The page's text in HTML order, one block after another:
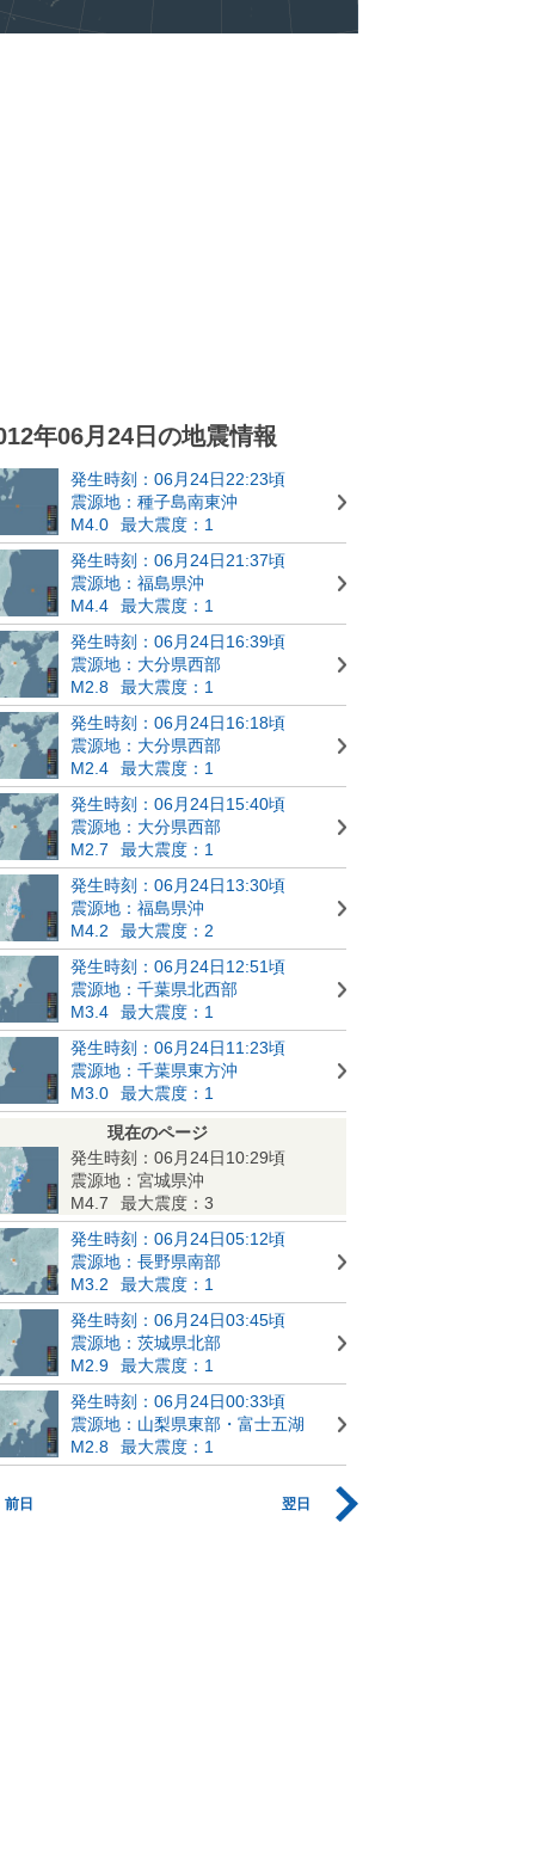
年06月24日の地震情報
発生時刻：06月24日22:23頃
震源地：種子島南東沖
M4.0
最大震度：1
発生時刻：06月24日21:37頃
震源地：福島県沖
M4.4
最大震度：1
発生時刻：06月24日16:39頃
震源地：大分県西部
M2.8
最大震度：1
発生時刻：06月24日16:18頃
震源地：大分県西部
M2.4
最大震度：1
発生時刻：06月24日15:40頃
震源地：大分県西部
M2.7
最大震度：1
発生時刻：06月24日13:30頃
震源地：福島県沖
M4.2
最大震度：2
発生時刻：06月24日12:51頃
震源地：千葉県北西部
M3.4
最大震度：1
発生時刻：06月24日11:23頃
震源地：千葉県東方沖
M3.0
最大震度：1
現在のページ
発生時刻：06月24日10:29頃
震源地：宮城県沖
M4.7
最大震度：3
発生時刻：06月24日05:12頃
震源地：長野県南部
M3.2
最大震度：1
発生時刻：06月24日03:45頃
震源地：茨城県北部
M2.9
最大震度：1
発生時刻：06月24日00:33頃
震源地：山梨県東部・富士五湖
M2.8
最大震度：1
前日 翌日